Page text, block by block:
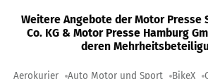
Weitere Angebote der Motor Presse
Co. KG & Motor Presse Hamburg
deren
Aerokurier Auto Motor und Sport BikeX